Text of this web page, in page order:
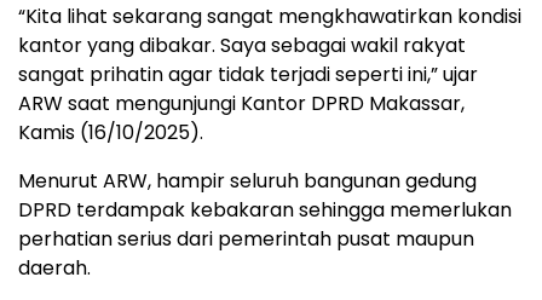
“Kita lihat sekarang sangat mengkhawatirkan kondisi
kantor yang dibakar. Saya sebagai wakil rakyat
sangat prihatin agar tidak terjadi seperti ini,” ujar
ARW saat mengunjungi Kantor DPRD Makassar,
Kamis (16/10/2025).
Menurut ARW, hampir seluruh bangunan gedung
DPRD terdampak kebakaran sehingga memerlukan
perhatian serius dari pemerintah pusat maupun
daerah.